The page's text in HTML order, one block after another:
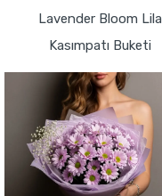
Lavender Bloom Lila
Kasımpatı Buketi